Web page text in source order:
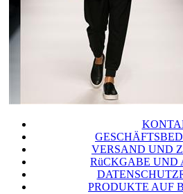
VERSAND UND
RüCKGABE UND
PRODUKTE AUF